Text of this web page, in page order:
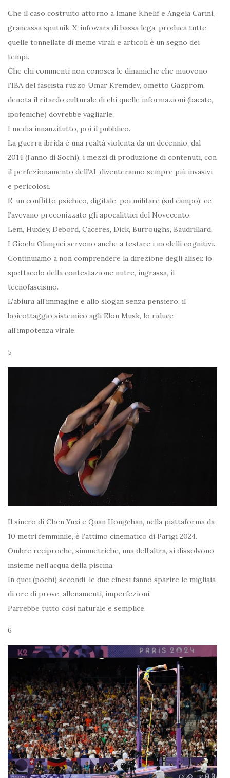
Che il caso costruito attorno a Imane Khelif e Angela Carini,
grancassa sputnik-X-infowars di bassa lega, produca tutte
quelle tonnellate di meme virali e articoli è un segno dei
tempi.
Che chi commenti non conosca le dinamiche che muovono
l’IBA del fascista ruzzo Umar Kremdev, ometto Gazprom,
denota il ritardo culturale di chi quelle informazioni (bacate,
ipofeniche) dovrebbe vagliarle.
I media innanzitutto, poi il pubblico.
La guerra ibrida è una realtà violenta da un decennio, dal
2014 (l’anno di Sochi), i mezzi di produzione di contenuti, con
il perfezionamento dell’AI, diventeranno sempre più invasivi
e pericolosi.
E’ un conflitto psichico, digitale, poi militare (sul campo): ce
l’avevano preconizzato gli apocalittici del Novecento.
Lem, Huxley, Debord, Caceres, Dick, Burroughs, Baudrillard.
I Giochi Olimpici servono anche a testare i modelli cognitivi.
Continuiamo a non comprendere la direzione degli alisei: lo
spettacolo della contestazione nutre, ingrassa, il
tecnofascismo.
L’abiura all’immagine e allo slogan senza pensiero, il
boicottaggio sistemico agli Elon Musk, lo riduce
all’impotenza virale.
5
Il sincro di Chen Yuxi e Quan Hongchan, nella piattaforma da
10 metri femminile, è l’attimo cinematico di Parigi 2024.
Ombre reciproche, simmetriche, una dell’altra, si dissolvono
insieme nell’acqua della piscina.
In quei (pochi) secondi, le due cinesi fanno sparire le migliaia
di ore di prove, allenamenti, imperfezioni.
Parrebbe tutto così naturale e semplice.
6